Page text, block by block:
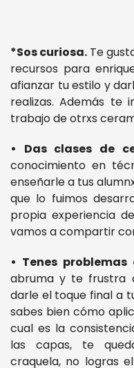
*Sos curiosa. Te
recursos para
afianzar tu estilo y
realizas. Además te
trabajo de otrxs
• Das clases de
conocimiento en
enseñarle a tus
que lo fuimos
propia experiencia
vamos a compartir
• Tenes
abruma y te frustra
darle el toque final a
sabes bien cómo
cual es la
las capas, te
craquela, no logras